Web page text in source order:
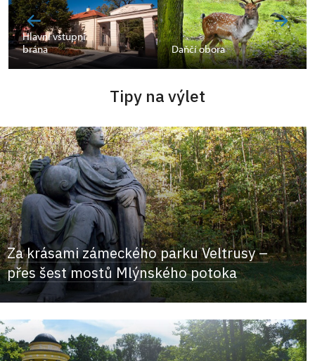
Hlavní vstupní
brána
Daňčí obora
Tipy na výlet
Za krásami zámeckého parku Veltrusy –
přes šest mostů Mlýnského potoka